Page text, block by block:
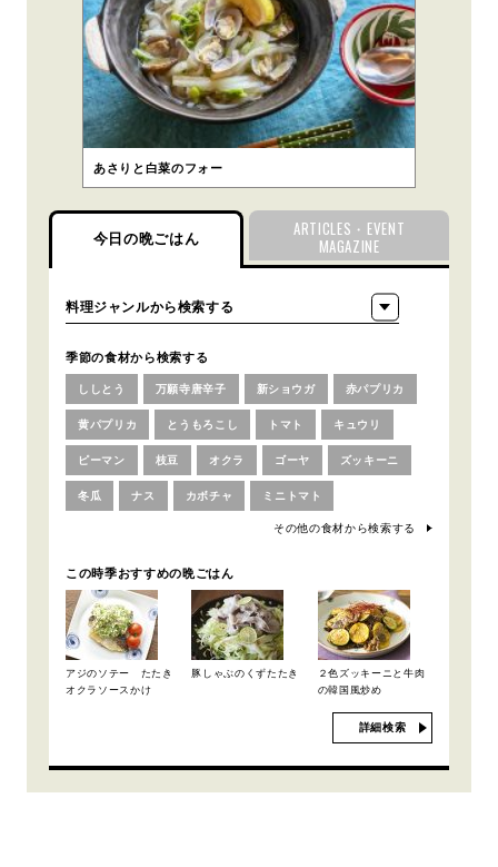
あさりと白菜のフォー
今日の晩ごはん
ARTICLES・EVENT
MAGAZINE
季節の食材から検索する
ししとう 万願寺唐辛子 新ショウガ 赤パプリカ
黄パプリカ とうもろこし トマト キュウリ
ピーマン 枝豆 オクラ ゴーヤ ズッキーニ
冬瓜 ナス カボチャ ミニトマト
その他の食材から検索する
この時季おすすめの晩ごはん
アジのソテー たたき
オクラソースかけ
豚しゃぶのくずたたき
２色ズッキーニと牛肉
の韓国風炒め
詳細検索